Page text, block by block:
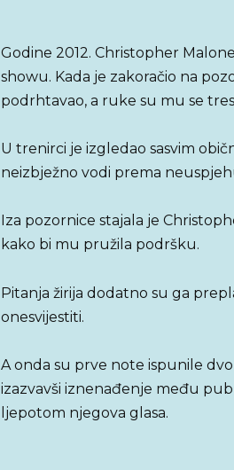
Godine 2012. Christopher
showu. Kada je zakoračio na
podrhtavao, a ruke su mu se
U trenirci je izgledao sasvim
neizbježno vodi prema
Iza pozornice stajala je
kako bi mu pružila podršku.
Pitanja žirija dodatno su ga
onesvijestiti.
A onda su prve note ispunile
izazvavši iznenađenje među
ljepotom njegova glasa.